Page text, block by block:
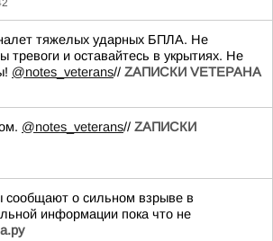
тяжелых ударных БПЛА. Не
тревоги и оставайтесь в укрытиях. Не
@notes_veterans// ZАПИСКИ VЕТЕРАНА
@notes_veterans// ZАПИСКИ
сообщают о сильном взрыве в
информации пока что не